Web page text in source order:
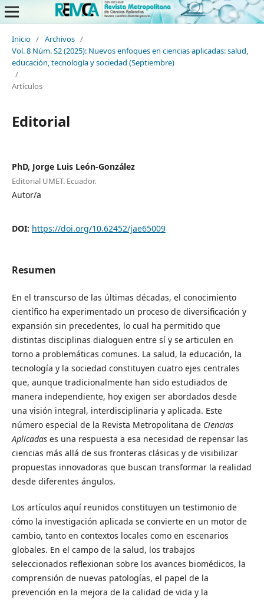
Inicio / Archivos /
Vol. 8 Núm. S2 (2025): Nuevos enfoques en ciencias aplicadas: salud,
educación, tecnología y sociedad (Septiembre)
/
Artículos
Editorial
PhD, Jorge Luis León-González
Editorial UMET. Ecuador.
Autor/a
DOI: https://doi.org/10.62452/jae65009
Resumen
En el transcurso de las últimas décadas, el conocimiento
científico ha experimentado un proceso de diversificación y
expansión sin precedentes, lo cual ha permitido que
distintas disciplinas dialoguen entre sí y se articulen en
torno a problemáticas comunes. La salud, la educación, la
tecnología y la sociedad constituyen cuatro ejes centrales
que, aunque tradicionalmente han sido estudiados de
manera independiente, hoy exigen ser abordados desde
una visión integral, interdisciplinaria y aplicada. Este
número especial de la Revista Metropolitana de Ciencias
Aplicadases una respuesta a esa necesidad de repensar las
ciencias más allá de sus fronteras clásicas y de visibilizar
propuestas innovadoras que buscan transformar la realidad
desde diferentes ángulos.
Los artículos aquí reunidos constituyen un testimonio de
cómo la investigación aplicada se convierte en un motor de
cambio, tanto en contextos locales como en escenarios
globales. En el campo de la salud, los trabajos
seleccionados reflexionan sobre los avances biomédicos, la
comprensión de nuevas patologías, el papel de la
prevención en la mejora de la calidad de vida y la